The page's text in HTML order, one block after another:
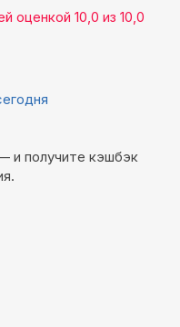
оценкой 10,0 из 10,0
и получите кэшбэк